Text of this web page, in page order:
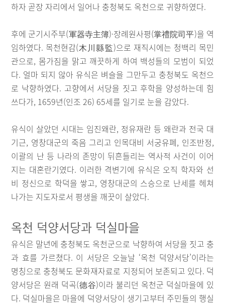
하자 곧장 자리에서 일어나 충청북도 옥천으로 귀향하였다.
후에 군기시주부(軍器寺主簿)·장례원사평(掌禮院司平)을 역
임하였다. 목천현감(木川縣監)으로 재직시에는 청백리 목민
관으로, 몸가짐을 맑고 깨끗하게 하여 백성들의 모범이 되었
다. 얼마 되지 않아 유식은 벼슬을 그만두고 충청북도 옥천으
로 낙향하였다. 고향에서 서당을 짓고 후학을 양성하는데 힘
쓰다가, 1659년(인조 26) 65세를 일기로 눈을 감았다.
유식이 살았던 시대는 임진왜란, 정유재란 등 왜란과 전국 대
기근, 영창대군의 죽음 그리고 인목대비 서궁유폐, 인조반정,
이괄의 난 등 나라의 존망이 뒤흔들리는 역사적 사건이 이어
지는 대혼란기였다. 이러한 격변기에 유식은 오직 학자와 선
비 정신으로 학덕을 쌓고, 영창대군의 스승으로 난세를 헤쳐
나가는 지도자로서 평생을 깨끗이 살았다.
옥천 덕양서당과 덕실마을
유식은 말년에 충청북도 옥천군으로 낙향하여 서당을 짓고 충
과 효를 가르쳤다. 이 서당은 오늘날 ‘옥천 덕양서당’이라는
명칭으로 충청북도 문화재자료로 지정되어 보존되고 있다. 덕
양서당은 원래 덕곡(德谷)이라 불리던 옥천군 덕실마을에 있
다. 덕실마을은 마을에 덕양서당이 생기고부터 주민들의 행실